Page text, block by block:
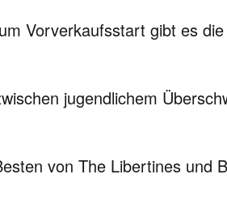
Vorverkaufsstart gibt es
jugendlichem
von The Libertines und